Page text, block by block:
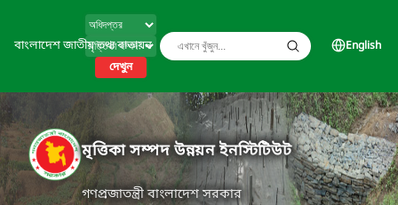
বাংলাদেশ জাতীয় তথ্য বাতায়ন
দেখুন
English
মৃত্তিকা সম্পদ উন্নয়ন ইনস্টিটিউট
গণপ্রজাতন্ত্রী বাংলাদেশ সরকার